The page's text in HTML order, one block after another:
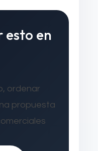
esto en
ordenar
propuesta